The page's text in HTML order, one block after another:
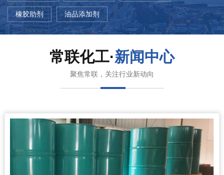
橡胶助剂 油品添加剂
常联化工·新闻中心
聚焦常联，关注行业新动向